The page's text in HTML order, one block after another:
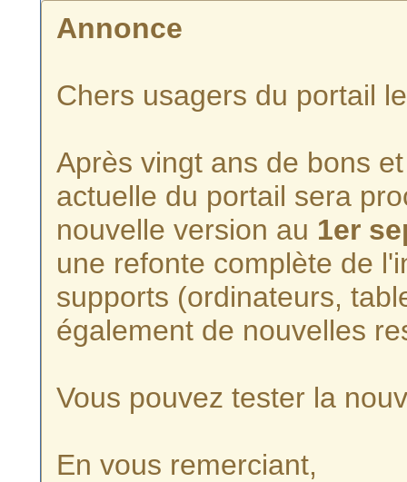
Annonce
Chers usagers du portail
Après vingt ans de bons
actuelle du portail sera
nouvelle version au 1er
une refonte complète de
supports (ordinateurs,
également de nouvelles
Vous pouvez tester la
En vous remerciant,